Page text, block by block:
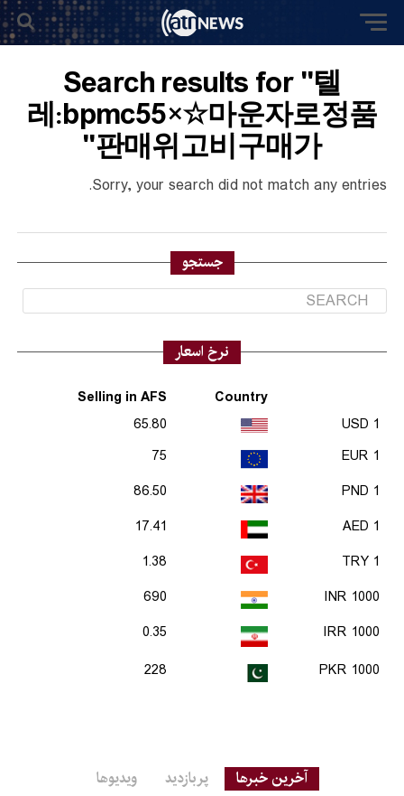
Search results for "텔
레:bpmc55×☆마운자로정품
판매위고비구매가"
Sorry, your search did not match any entries.
جستجو
نرخ اسعار
Country
Selling in AFS
1 USD
65.80
1 EUR
75
1 PND
86.50
1 AED
17.41
1 TRY
1.38
1000 INR
690
1000 IRR
0.35
1000 PKR
228
آخرین خبرها پربازدید ویدیوها